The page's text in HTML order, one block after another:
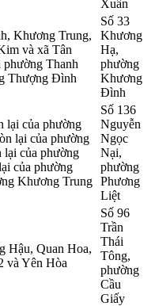
Xuân
Khương Trung,
và xã Tân
phường Thanh
Thượng Đình
Số 33
Khương
Hạ,
phường
Khương
Đình
lại của phường
lại của phường
lại của phường
của phường
Khương Trung
Số 136
Nguyễn
Ngọc
Nại,
phường
Phương
Liệt
Hậu, Quan Hoa,
Yên Hòa
Số 96
Trần
Thái
Tông,
phường
Cầu
Giấy